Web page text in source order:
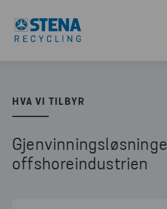
HVA VI TILBYR
offshoreindustrien